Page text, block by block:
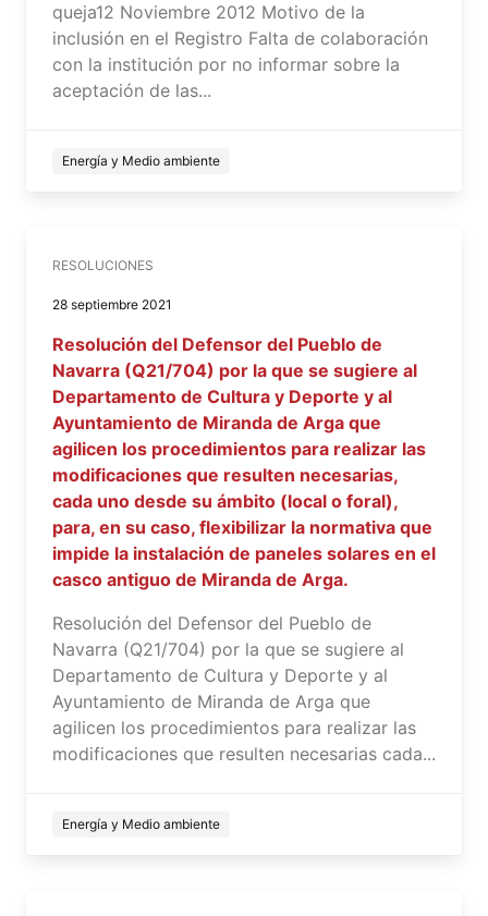
queja12 Noviembre 2012 Motivo de la
inclusión en el Registro Falta de colaboración
con la institución por no informar sobre la
aceptación de las...
Energía y Medio ambiente
RESOLUCIONES
28 septiembre 2021
Resolución del Defensor del Pueblo de
Navarra (Q21/704) por la que se sugiere al
Departamento de Cultura y Deporte y al
Ayuntamiento de Miranda de Arga que
agilicen los procedimientos para realizar las
modificaciones que resulten necesarias,
cada uno desde su ámbito (local o foral),
para, en su caso, flexibilizar la normativa que
impide la instalación de paneles solares en el
casco antiguo de Miranda de Arga.
Resolución del Defensor del Pueblo de
Navarra (Q21/704) por la que se sugiere al
Departamento de Cultura y Deporte y al
Ayuntamiento de Miranda de Arga que
agilicen los procedimientos para realizar las
modificaciones que resulten necesarias cada...
Energía y Medio ambiente